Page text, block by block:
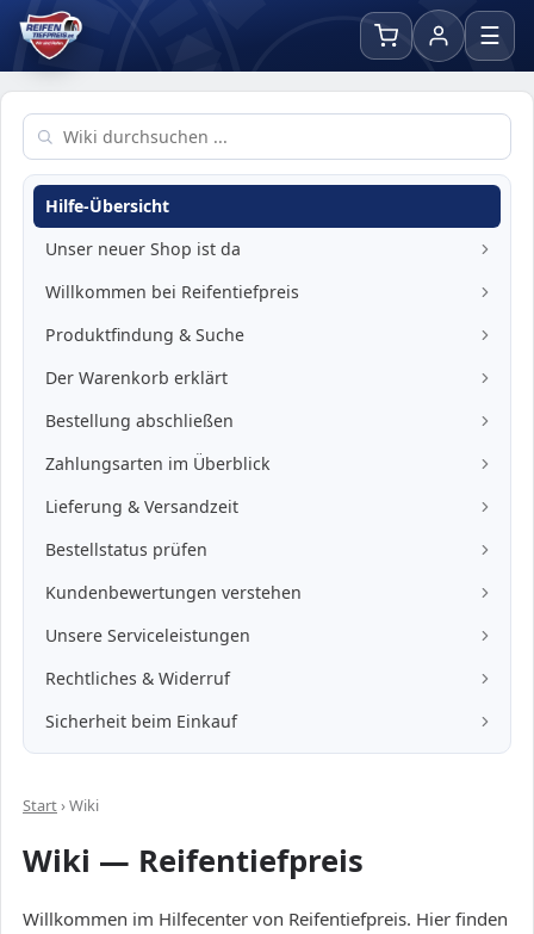
☰
Hilfe-Übersicht
Hilfe:
Unser neuer Shop ist da
Hilfe:
Willkommen bei Reifentiefpreis
Hilfe:
Produktfindung & Suche
Hilfe:
Der Warenkorb erklärt
Hilfe:
Bestellung abschließen
Hilfe:
Zahlungsarten im Überblick
Hilfe:
Lieferung & Versandzeit
Hilfe:
Bestellstatus prüfen
Hilfe:
Kundenbewertungen verstehen
Hilfe:
Unsere Serviceleistungen
Hilfe:
Rechtliches & Widerruf
Hilfe:
Sicherheit beim Einkauf
Start› Wiki
Wiki — Reifentiefpreis
Willkommen im Hilfecenter von Reifentiefpreis. Hier finden